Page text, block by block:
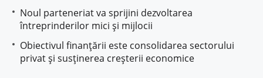
Noul parteneriat va sprijini dezvoltarea
întreprinderilor mici și mijlocii
Obiectivul finanțării este consolidarea sectorului
privat și susținerea creșterii economice